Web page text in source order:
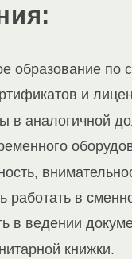
образование по
и
в аналогичной
работать в
в ведении
книжки.